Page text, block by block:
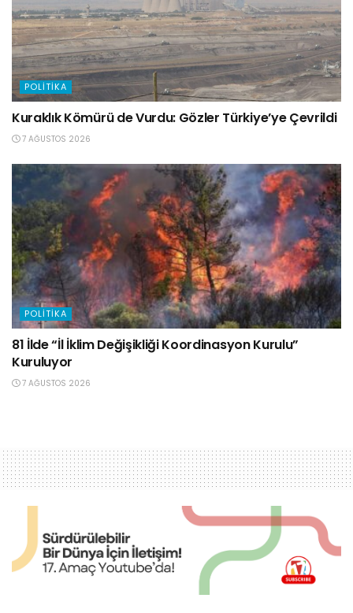
POLITIKA
Kuraklık Kömürü de Vurdu: Gözler Türkiye’ye Çevrildi
7 AĞUSTOS 2026
POLITIKA
81 İlde “İl İklim Değişikliği Koordinasyon Kurulu”
Kuruluyor
7 AĞUSTOS 2026